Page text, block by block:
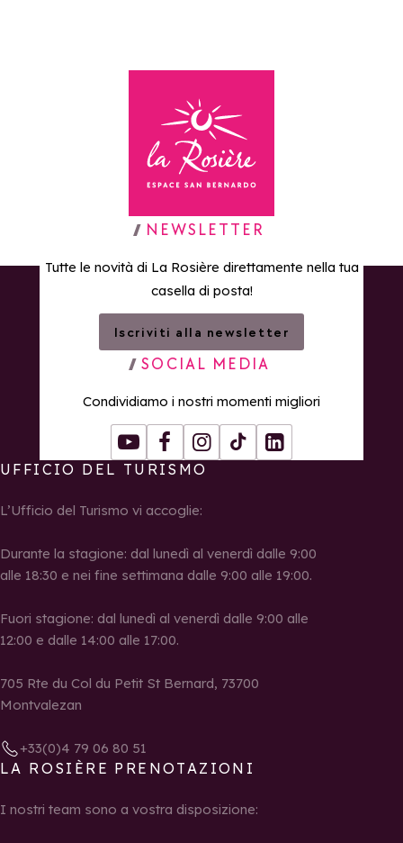
Torna alla home page
NEWSLETTER
Tutte le novità di La Rosière direttamente nella tua
casella di posta!
Iscriviti alla newsletter
SOCIAL MEDIA
Condividiamo i nostri momenti migliori
YoutubeFacebookInstagram
Tiktok LinkedIn
UFFICIO DEL TURISMO
L’Ufficio del Turismo vi accoglie:
Durante la stagione: dal lunedì al venerdì dalle 9:00
alle 18:30 e nei fine settimana dalle 9:00 alle 19:00.
Fuori stagione: dal lunedì al venerdì dalle 9:00 alle
12:00 e dalle 14:00 alle 17:00.
705 Rte du Col du Petit St Bernard, 73700
Montvalezan
+33(0)4 79 06 80 51
LA ROSIÈRE PRENOTAZIONI
I nostri team sono a vostra disposizione: